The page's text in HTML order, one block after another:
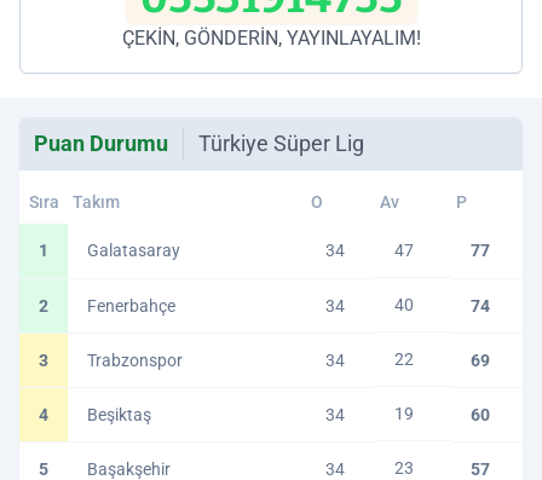
ÇEKİN, GÖNDERİN, YAYINLAYALIM!
Puan Durumu Türkiye Süper Lig
Sıra Takım O Av P
1 Galatasaray 34 47 77
2 Fenerbahçe 34 40 74
3 Trabzonspor 34 22 69
4 Beşiktaş 34 19 60
5 Başakşehir 34 23 57